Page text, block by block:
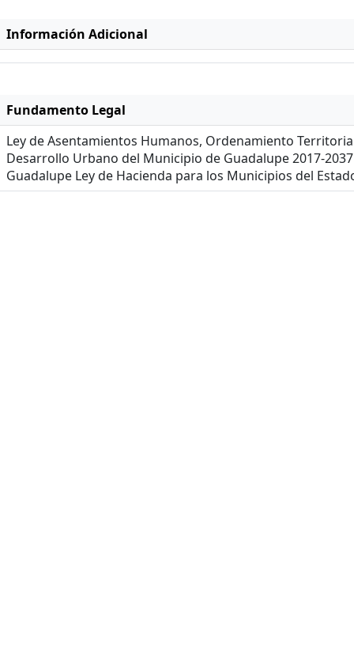
Información Adicional
Fundamento Legal
Ley de Asentamientos Humanos, Ordenamiento
Desarrollo Urbano del Municipio de Guadalupe 2017-
Guadalupe Ley de Hacienda para los Municipios del